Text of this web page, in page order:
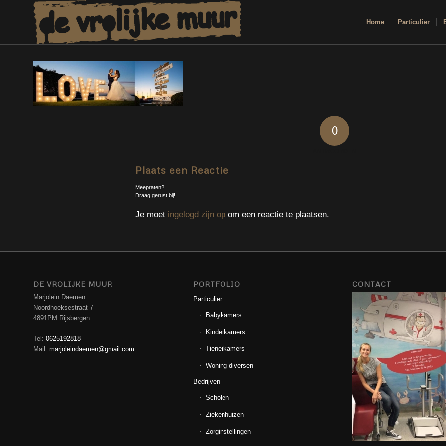
Home Particulier
0
Plaats een Reactie
Meepraten?
Draag gerust bij!
Je moet ingelogd zijn op om een reactie te plaatsen.
DE VROLIJKE MUUR
Marjolein Daemen
Noordhoeksestraat 7
4891PM Rijsbergen
Tel: 0625192818
Mail: marjoleindaemen@gmail.com
PORTFOLIO
Particulier
Babykamers
Kinderkamers
Tienerkamers
Woning diversen
Bedrijven
Scholen
Ziekenhuizen
Zorginstellingen
CONTACT